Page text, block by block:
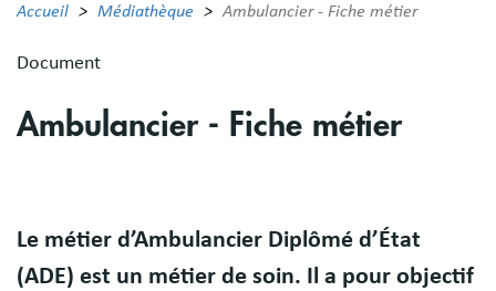
Accueil Médiathèque Ambulancier - Fiche métier
Document
Ambulancier - Fiche métier
Body
Le métier d’Ambulancier Diplômé d’État
(ADE) est un métier de soin. Il a pour objectif